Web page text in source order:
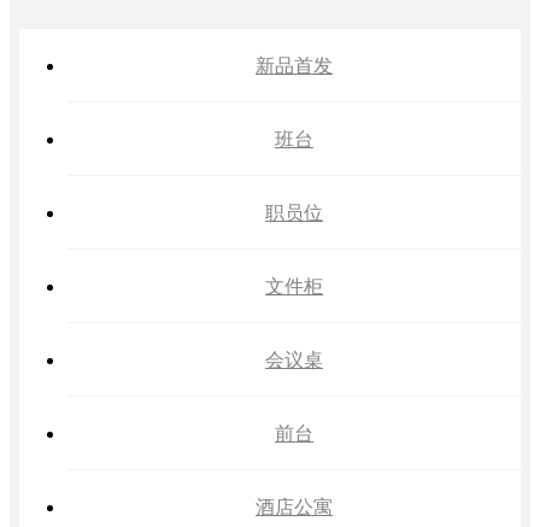
新品首发
班台
职员位
文件柜
会议桌
前台
酒店公寓